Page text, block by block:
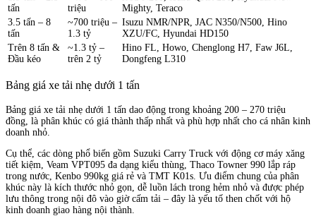
tấn
triệu
Mighty, Teraco
3.5 tấn – 8
tấn
~700 triệu –
1.3 tỷ
Isuzu NMR/NPR, JAC N350/N500, Hino
XZU/FC, Hyundai HD150
Trên 8 tấn &
Đầu kéo
~1.3 tỷ –
trên 2 tỷ
Hino FL, Howo, Chenglong H7, Faw J6L,
Dongfeng L310
Bảng giá xe tải nhẹ dưới 1 tấn
Bảng giá xe tải nhẹ dưới 1 tấn dao động trong khoảng 200 – 270 triệu
đồng, là phân khúc có giá thành thấp nhất và phù hợp nhất cho cá nhân kinh
doanh nhỏ.
Cụ thể, các dòng phổ biến gồm Suzuki Carry Truck với động cơ máy xăng
tiết kiệm, Veam VPT095 đa dạng kiểu thùng, Thaco Towner 990 lắp ráp
trong nước, Kenbo 990kg giá rẻ và TMT K01s. Ưu điểm chung của phân
khúc này là kích thước nhỏ gọn, dễ luồn lách trong hẻm nhỏ và được phép
lưu thông trong nội đô vào giờ cấm tải – đây là yếu tố then chốt với hộ
kinh doanh giao hàng nội thành.